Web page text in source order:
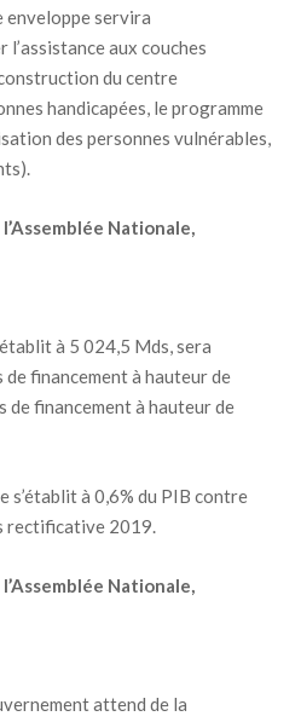
enveloppe servira
aux couches
du centre
handicapées, le programme
des personnes vulnérables,
Nationale,
à 5 024,5 Mds, sera
financement à hauteur de
de financement à hauteur de
s’établit à 0,6% du PIB contre
rectificative 2019.
Nationale,
attend de la